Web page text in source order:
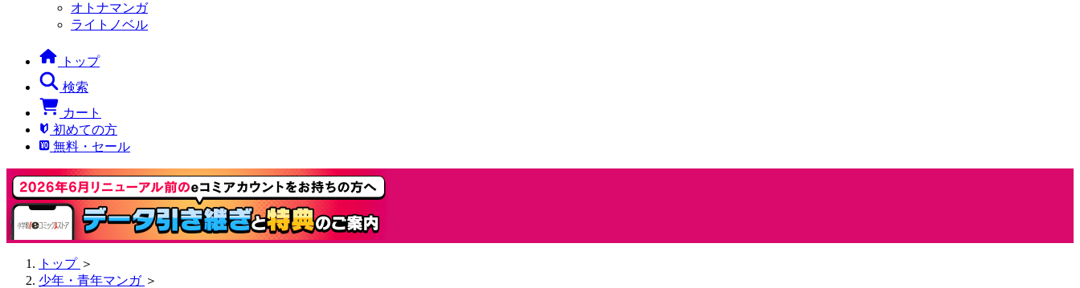
オトナマンガ
ライトノベル
トップ
検索
カート
初めての方
無料・セール
トップ ＞
少年・青年マンガ ＞